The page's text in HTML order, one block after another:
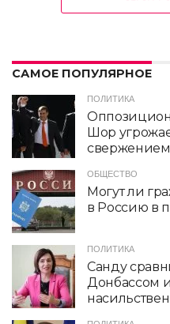
САМОЕ ПОПУЛЯРНОЕ
ПОЛИТИКА
Шор
свержением
ОБЩЕСТВО
Могут ли
в Россию в
ПОЛИТИКА
Санду
Донбассом